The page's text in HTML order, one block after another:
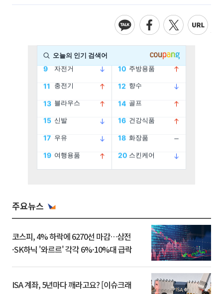
주요뉴스
코스피, 4% 하락에 6270선 마감…삼전
·SK하닉 '와르르' 각각 6%·10%대 급락
ISA 계좌, 5년마다 깨라고요? [이슈크래